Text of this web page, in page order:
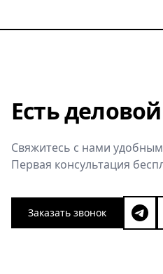
Есть
Свяжитесь с нами
Первая консультация
Заказать звонок